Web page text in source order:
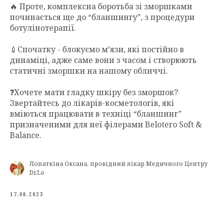
🔥 Проте, комплексна боротьба зі зморшками
починається ще до “бланшингу”, з процедури
ботулінотерапії.
💉Спочатку - блокуємо м’язи, які постійно в
динаміці, адже саме вони з часом і створюють
статичні зморшки на нашому обличчі.
❓Хочете мати гладку шкіру без зморшок?
Звертайтесь до лікарів-косметологів, які
вміються працювати в техніці “бланшинг”
призначеними для неї філерами Belotero Soft &
Balance.
Лопаткіна Оксана, провідний лікар Медичного Центру
Dr.Lo
17.08.2023